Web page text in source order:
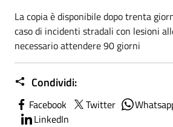
La copia è disponibile dopo trenta
caso di incidenti stradali con lesioni
necessario attendere 90 giorni
Condividi:
Facebook Twitter
LinkedIn